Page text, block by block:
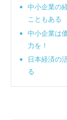
中小企業の
こともある
中小企業は
力を！
日本経済の
る